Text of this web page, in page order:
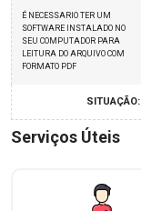
É NECESSARIO TER UM
SOFTWARE INSTALADO NO
SEU COMPUTADOR PARA
LEITURA DO ARQUIVO COM
FORMATO PDF
SITUAÇÃO:
Serviços Úteis